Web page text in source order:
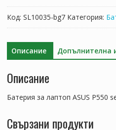
лаптоп
ASUS
Код: SL10035-bg7 Категория:
Описание Допълнителна
Описание
Батерия за лаптоп ASUS P550
Свързани продукти